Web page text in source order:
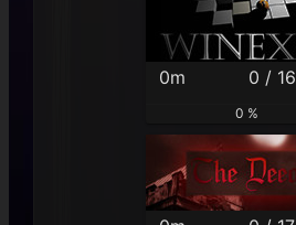
0m 0 / 16
0 %